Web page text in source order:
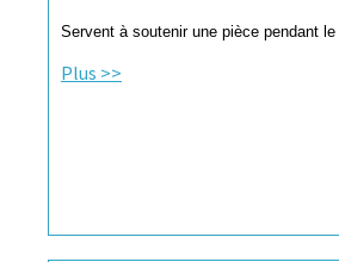
Servent à soutenir une pièce pendant le
Plus >>